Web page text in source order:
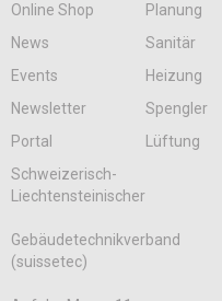
Online Shop
Planung
News
Sanitär
Events
Heizung
Newsletter
Spengler
Portal
Lüftung
Schweizerisch-
Liechtensteinischer
Gebäudetechnikverband
(suissetec)